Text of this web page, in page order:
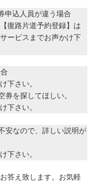
申込人員が違う場合
復路片道予約登録】は
ービスまでお声かけ下
下さい。
を探してほしい。
下さい。
安なので、詳しい説明が
下さい。
答え致します。お気軽